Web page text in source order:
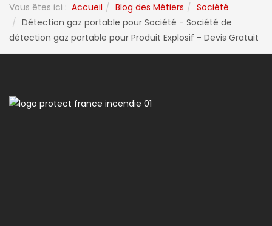
Vous êtes ici : Accueil Blog des Métiers
Société
Détection gaz portable pour Société - Société de
détection gaz portable pour Produit Explosif - Devis Gratuit